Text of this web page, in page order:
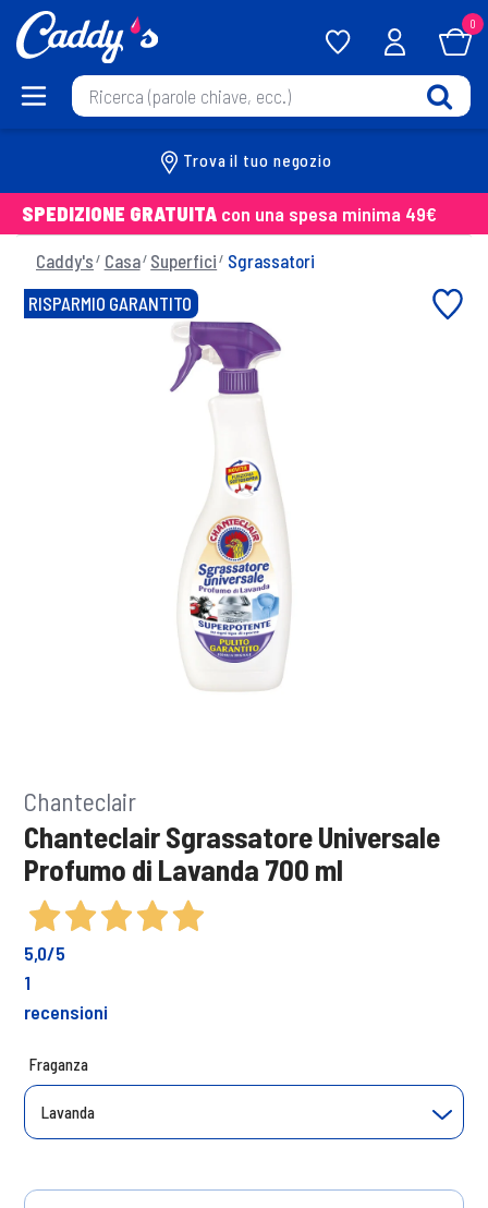
0
Trova il tuo negozio
SPEDIZIONE GRATUITA con una spesa minima 49€
Caddy's Casa Superfici Sgrassatori
RISPARMIO GARANTITO
Chanteclair
Chanteclair Sgrassatore Universale
Profumo di Lavanda 700 ml
5,0/5
1
recensioni
Fraganza
Lavanda